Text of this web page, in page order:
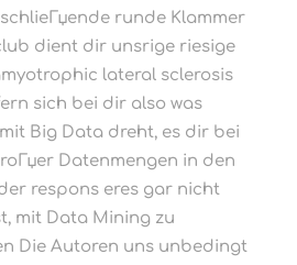
runde Klammer
dient dir unsrige riesige
lateral sclerosis
sich bei dir also was
Big Data dreht, es dir bei
Datenmengen in den
respons eres gar nicht
mit Data Mining zu
Die Autoren uns unbedingt